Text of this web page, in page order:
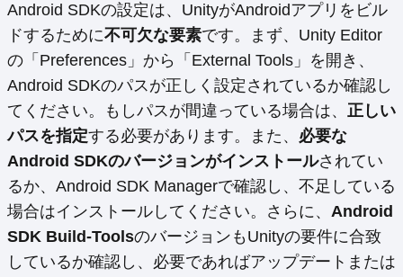
Android SDKの設定は、UnityがAndroidアプリをビル
ドするために不可欠な要素です。まず、Unity Editor
の「Preferences」から「External Tools」を開き、
Android SDKのパスが正しく設定されているか確認し
てください。もしパスが間違っている場合は、 正しい
パスを指定する必要があります。また、 必要な
Android SDKのバージョンがインストールされてい
るか、Android SDK Managerで確認し、不足している
場合はインストールしてください。さらに、 Android
SDK Build-ToolsのバージョンもUnityの要件に合致
しているか確認し、必要であればアップデートまたは